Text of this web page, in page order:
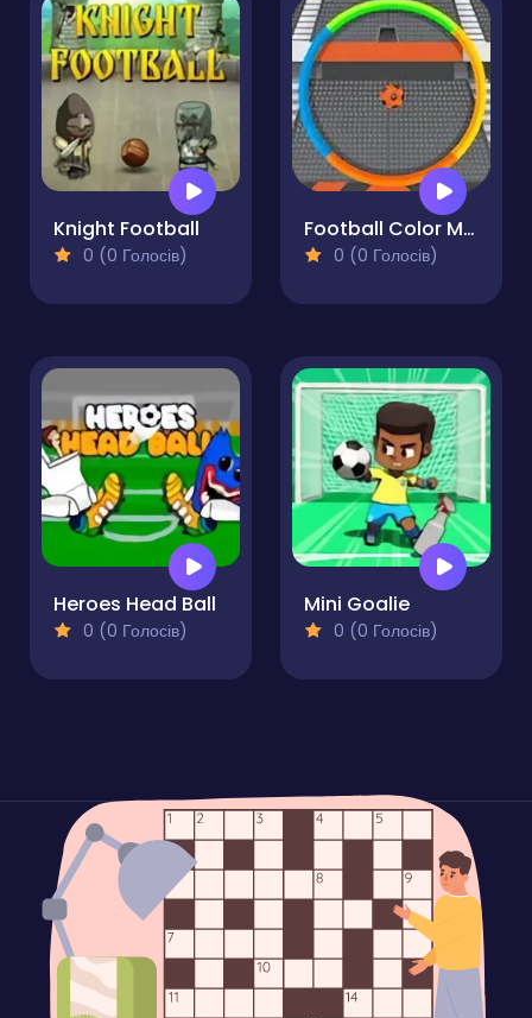
Knight Football
0 (0 Голосів)
Football Color Matcher
0 (0 Голосів)
Heroes Head Ball
0 (0 Голосів)
Mini Goalie
0 (0 Голосів)